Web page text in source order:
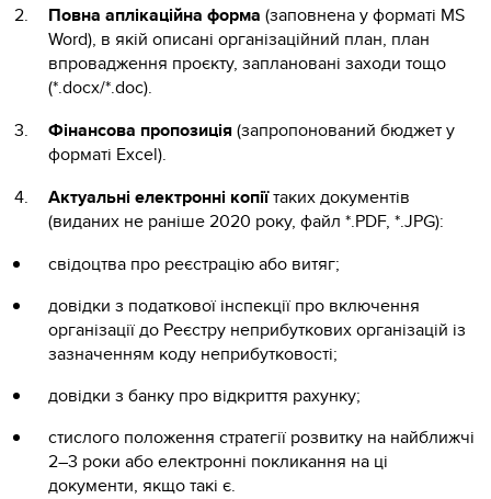
Повна аплікаційна форма (заповнена у форматі MS
Word), в якій описані організаційний план, план
впровадження проєкту, заплановані заходи тощо
(*.docx/*.doc).
Фінансова пропозиція(запропонований бюджет у
форматі Excel).
Актуальні електронні копіїтаких документів
(виданих не раніше 2020 року, файл *.PDF, *.JPG):
свідоцтва про реєстрацію або витяг;
довідки з податкової інспекції про включення
організації до Реєстру неприбуткових організацій із
зазначенням коду неприбутковості;
довідки з банку про відкриття рахунку;
стислого положення стратегії розвитку на найближчі
2–3 роки або електронні покликання на ці
документи, якщо такі є.